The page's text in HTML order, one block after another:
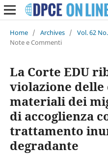
Home / Archives / Vol. 62
Note e Commenti
La Corte EDU
violazione
materiali dei
di accoglienza
trattamento
degradante